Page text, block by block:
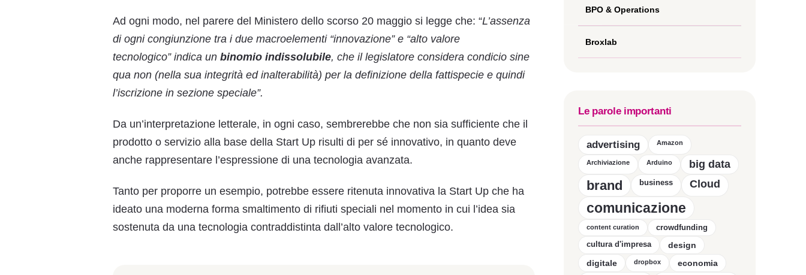
Ad ogni modo, nel parere del Ministero dello scorso 20 maggio si legge che: “L’assenza
di ogni congiunzione tra i due macroelementi “innovazione” e “alto valore
tecnologico” indica un binomio indissolubile, che il legislatore considera condicio sine
qua non (nella sua integrità ed inalterabilità) per la definizione della fattispecie e quindi
l’iscrizione in sezione speciale”.
Da un’interpretazione letterale, in ogni caso, sembrerebbe che non sia sufficiente che il
prodotto o servizio alla base della Start Up risulti di per sé innovativo, in quanto deve
anche rappresentare l’espressione di una tecnologia avanzata.
Tanto per proporre un esempio, potrebbe essere ritenuta innovativa la Start Up che ha
ideato una moderna forma smaltimento di rifiuti speciali nel momento in cui l’idea sia
sostenuta da una tecnologia contraddistinta dall’alto valore tecnologico.
BPO & Operations
Broxlab
Le parole importanti
advertising Amazon
Archiviazione Arduino big data
brand business Cloud
comunicazione
content curation
crowdfunding
cultura d'impresa
design
digitale
dropbox economia